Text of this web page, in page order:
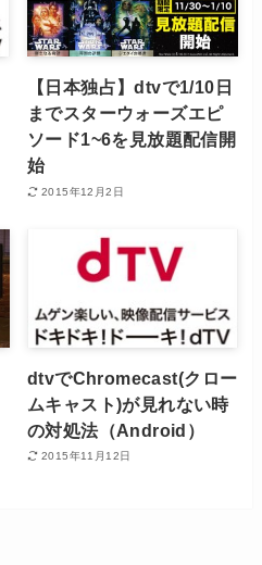
【日本独占】dtvで1/10日
までスターウォーズエピ
ソード1~6を見放題配信開
始
2015年12月2日
dtvでChromecast(クロー
ムキャスト)が見れない時
の対処法（Android）
2015年11月12日